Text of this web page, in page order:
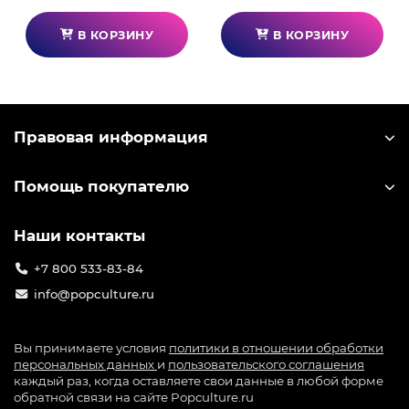
Материал вращающегося энкодера: Сплав
алюминия.
цветной сенсорный ЖК-дисплей.
Разрешение дисплея: 800х480.
Кнопки: 8.
Способ крепления: Быстросъемный механизм.
Материал быстросъемного механизма: Сплав
В КОРЗИНУ В КОРЗИНУ
Правовая информация
Помощь покупателю
Наши контакты
+7 800 533-83-84
info@popculture.ru
Вы принимаете условия политики в отношении обработки
персональных данных и пользовательского соглашения
каждый раз, когда оставляете свои данные в любой форме
обратной связи на сайте Popculture.ru